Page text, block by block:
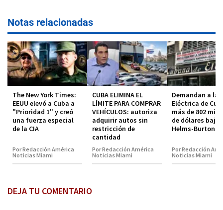
Notas relacionadas
The New York Times:
EEUU elevó a Cuba a
"Prioridad 1" y creó
una fuerza especial
de la CIA
Por Redacción América
Noticias Miami
CUBA ELIMINA EL
LÍMITE PARA COMPRAR
VEHÍCULOS: autoriza
adquirir autos sin
restricción de
cantidad
Por Redacción América
Noticias Miami
Demandan a la
Eléctrica de
más de 802
de dólares bajo
Helms-Burton
Por Redacción
Noticias Miami
DEJA TU COMENTARIO